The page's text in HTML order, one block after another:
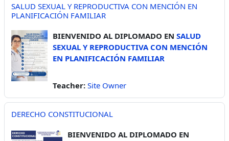
SALUD SEXUAL Y REPRODUCTIVA CON MENCIÓN EN
PLANIFICACIÓN FAMILIAR
BIENVENIDO AL DIPLOMADO EN SALUD
SEXUAL Y REPRODUCTIVA CON MENCIÓN
EN PLANIFICACIÓN FAMILIAR
Teacher: Site Owner
DERECHO CONSTITUCIONAL
BIENVENIDO AL DIPLOMADO EN